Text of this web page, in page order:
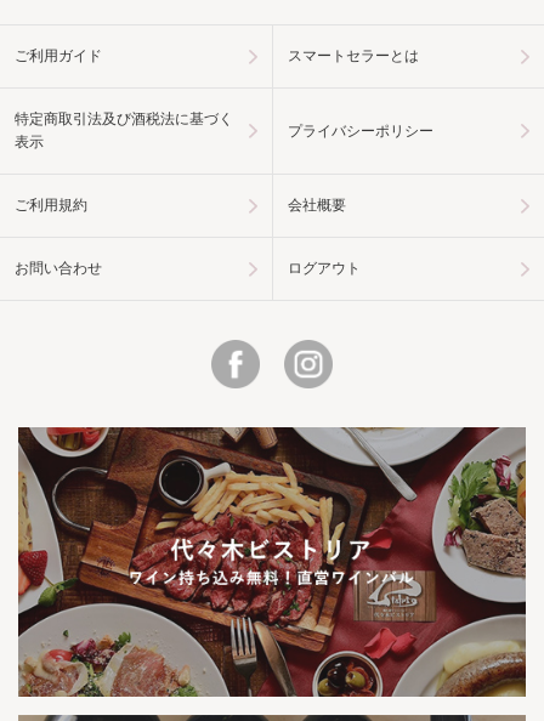
ご利用ガイド スマートセラーとは
特定商取引法及び酒税法に基づく
表示
プライバシーポリシー
ご利用規約 会社概要
お問い合わせ ログアウト
Facebook